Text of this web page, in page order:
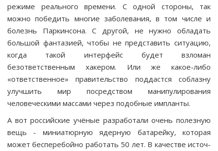
режиме реального времени. С одной стороны, так
можно победить многие заболевания, в том числе и
болезнь Паркинсона. С другой, не нужно обладать
большой фантазией, чтобы не представить ситуацию,
когда такой интерфейс будет взломан
безответственным хакером. Или же какое-либо
«ответственное» правительство под­дастся соблазну
улучшить мир посредством манипулирова­ния
человеческими массами через подобные импланты.
А вот российские учёные разработали очень полез­ную
вещь - миниатюрную ядерную батарейку, которая
может бесперебойно работать 50 лет. В качестве источ­